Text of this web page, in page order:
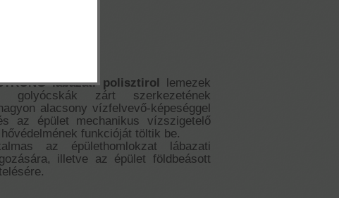
lábazati polisztirol
lemezek
golyócskák zárt szerkezetének
alacsony vízfelvevő-képeséggel
az épület mechanikus vízszigetelő
funkcióját töltik be.
az épülethomlokzat lábazati
illetve az épület földbeásott